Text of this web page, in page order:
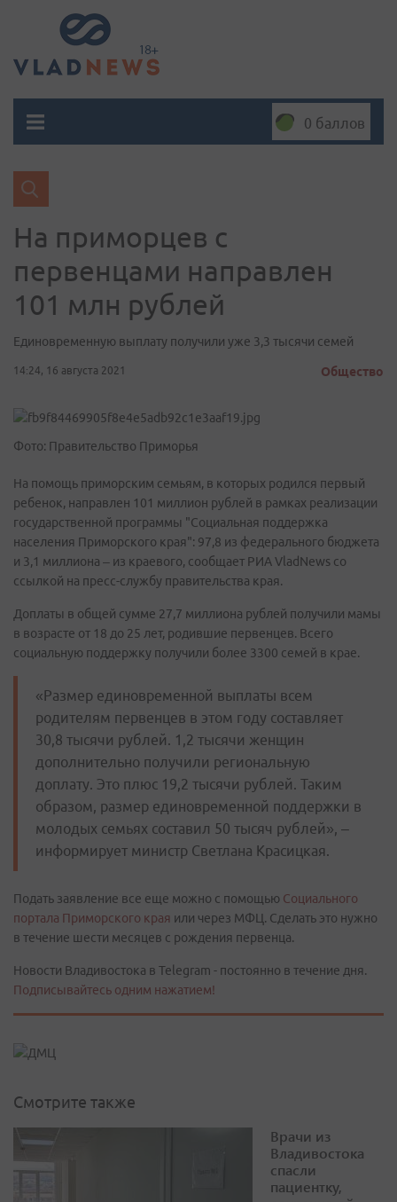
0 баллов
На приморцев с
первенцами направлен
101 млн рублей
Единовременную выплату получили уже 3,3 тысячи семей
14:24, 16 августа 2021 Общество
Фото: Правительство Приморья
На помощь приморским семьям, в которых родился первый
ребенок, направлен 101 миллион рублей в рамках реализации
государственной программы "Социальная поддержка
населения Приморского края": 97,8 из федерального бюджета
и 3,1 миллиона – из краевого, сообщает РИА VladNews со
ссылкой на пресс-службу правительства края.
Доплаты в общей сумме 27,7 миллиона рублей получили мамы
в возрасте от 18 до 25 лет, родившие первенцев. Всего
социальную поддержку получили более 3300 семей в крае.
«Размер единовременной выплаты всем
родителям первенцев в этом году составляет
30,8 тысячи рублей. 1,2 тысячи женщин
дополнительно получили региональную
доплату. Это плюс 19,2 тысячи рублей. Таким
образом, размер единовременной поддержки в
молодых семьях составил 50 тысяч рублей», –
информирует министр Светлана Красицкая.
Подать заявление все еще можно с помощью Социального
портала Приморского края или через МФЦ. Сделать это нужно
в течение шести месяцев с рождения первенца.
Новости Владивостока в Telegram - постоянно в течение дня.
Подписывайтесь одним нажатием!
Смотрите также
Врачи из
Владивостока
спасли
пациентку,